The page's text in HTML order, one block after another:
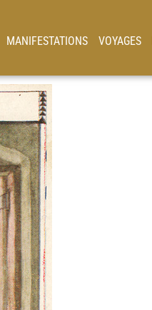
MANIFESTATIONS VOYAGES